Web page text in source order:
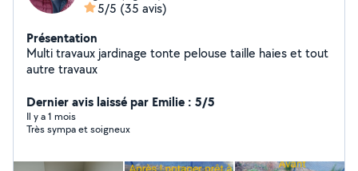
5/5 (35 avis)
Présentation
Multi travaux jardinage tonte pelouse taille haies et tout
autre travaux
Dernier avis laissé par Emilie : 5/5
Il y a 1 mois
Très sympa et soigneux